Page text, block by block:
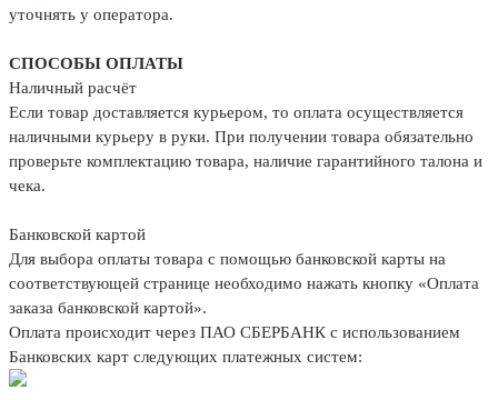
уточнять у оператора.
СПОСОБЫ ОПЛАТЫ
Наличный расчёт
Если товар доставляется курьером, то оплата осуществляется
наличными курьеру в руки. При получении товара обязательно
проверьте комплектацию товара, наличие гарантийного талона и
чека.
Банковской картой
Для выбора оплаты товара с помощью банковской карты на
соответствующей странице необходимо нажать кнопку «Оплата
заказа банковской картой».
Оплата происходит через ПАО СБЕРБАНК с использованием
Банковских карт следующих платежных систем: